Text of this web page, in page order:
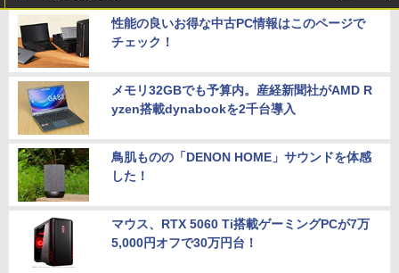
性能の良いお得な中古PC情報はこのページで
チェック！
メモリ32GBでも予算内。産経新聞社がAMD R
yzen搭載dynabookを2千台導入
鳥肌ものの「DENON HOME」サウンドを体感
した！
マウス、RTX 5060 Ti搭載ゲーミングPCが7万
5,000円オフで30万円台！